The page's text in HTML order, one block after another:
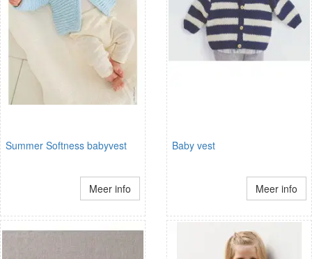
Summer Softness babyvest
Meer info
Baby vest
Meer info